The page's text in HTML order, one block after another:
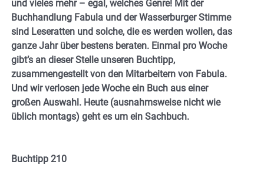
und vieles mehr – egal, welches Genre! Mit der
Buchhandlung Fabula und der Wasserburger Stimme
sind Leseratten und solche, die es werden wollen, das
ganze Jahr über bestens beraten. Einmal pro Woche
gibt’s an dieser Stelle unseren Buchtipp,
zusammengestellt von den Mitarbeitern von Fabula.
Und wir verlosen jede Woche ein Buch aus einer
großen Auswahl. Heute (ausnahmsweise nicht wie
üblich montags) geht es um ein Sachbuch.
Buchtipp 210